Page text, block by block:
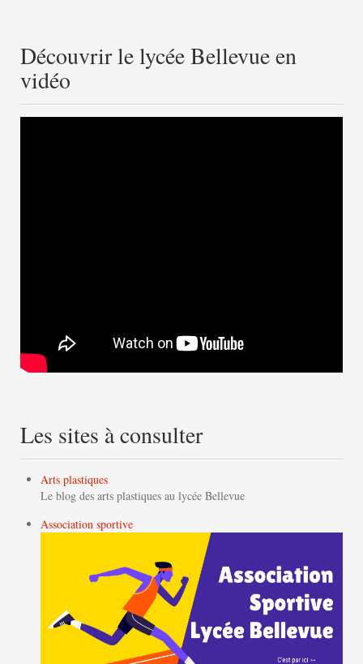
Découvrir le lycée Bellevue en
vidéo
Les sites à consulter
Arts plastiques
Le blog des arts plastiques au lycée Bellevue
Association sportive